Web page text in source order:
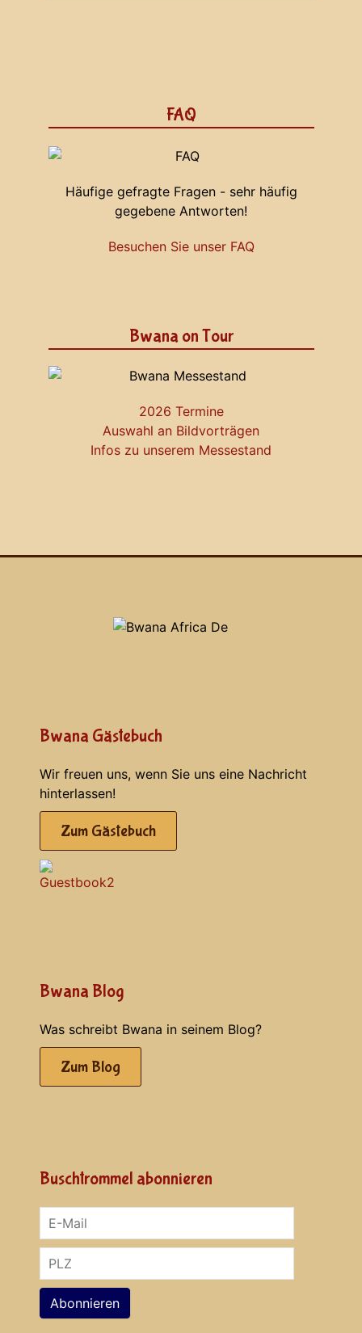
FAQ
Häufige gefragte Fragen - sehr häufig
gegebene Antworten!
Besuchen Sie unser FAQ
Bwana on Tour
2026 Termine
Auswahl an Bildvorträgen
Infos zu unserem Messestand
Bwana Gästebuch
Wir freuen uns, wenn Sie uns eine Nachricht
hinterlassen!
Zum Gästebuch
Bwana Blog
Was schreibt Bwana in seinem Blog?
Zum Blog
Buschtrommel abonnieren
Abonnieren